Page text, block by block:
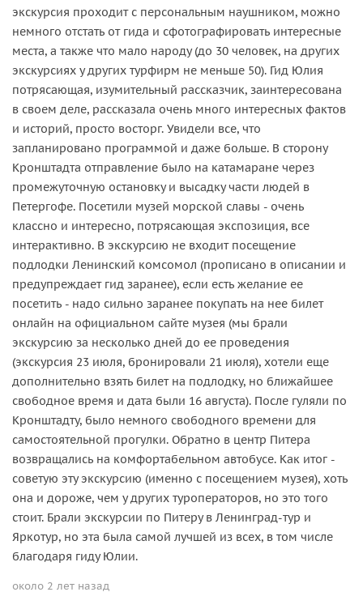
экскурсия проходит с персональным наушником, можно
немного отстать от гида и сфотографировать интересные
места, а также что мало народу (до 30 человек, на других
экскурсиях у других турфирм не меньше 50). Гид Юлия
потрясающая, изумительный рассказчик, заинтересована
в своем деле, рассказала очень много интересных фактов
и историй, просто восторг. Увидели все, что
запланировано программой и даже больше. В сторону
Кронштадта отправление было на катамаране через
промежуточную остановку и высадку части людей в
Петергофе. Посетили музей морской славы - очень
классно и интересно, потрясающая экспозиция, все
интерактивно. В экскурсию не входит посещение
подлодки Ленинский комсомол (прописано в описании и
предупреждает гид заранее), если есть желание ее
посетить - надо сильно заранее покупать на нее билет
онлайн на официальном сайте музея (мы брали
экскурсию за несколько дней до ее проведения
(экскурсия 23 июля, бронировали 21 июля), хотели еще
дополнительно взять билет на подлодку, но ближайшее
свободное время и дата были 16 августа). После гуляли по
Кронштадту, было немного свободного времени для
самостоятельной прогулки. Обратно в центр Питера
возвращались на комфортабельном автобусе. Как итог -
советую эту экскурсию (именно с посещением музея), хоть
она и дороже, чем у других туроператоров, но это того
стоит. Брали экскурсии по Питеру в Ленинград-тур и
Яркотур, но эта была самой лучшей из всех, в том числе
благодаря гиду Юлии.
около 2 лет назад